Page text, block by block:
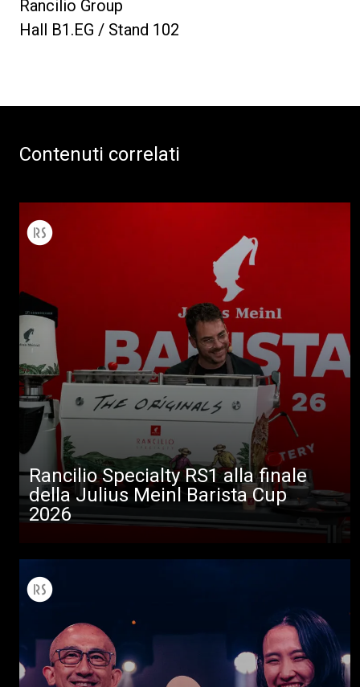
Rancilio Group
Hall B1.EG / Stand 102
Contenuti correlati
Rancilio Specialty RS1 alla finale
della Julius Meinl Barista Cup
2026